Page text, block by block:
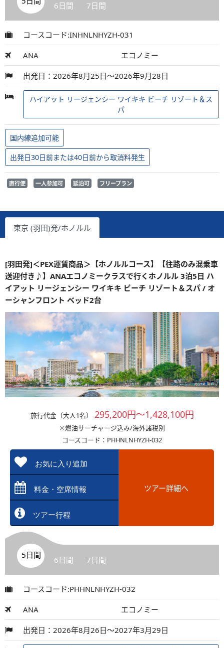
6日間 7日間
コースコード:INHNLNHYZH-031
ANA エコノミー
出発日：2026年8月25日～2026年9月28日
ハイアット リージェンシー ワイキキ ビーチ リゾート＆ス
パ
国内線追加可能
出発日30日前または40日前から取消料発生
直行便 一人参加可 延泊可 フリープラン
東京 (羽田)発/ホノルル
[羽田発]＜PEX運賃商品＞【ホノルルコース】【往路のみ混乗車
送迎付き♪】ANAエコノミークラスで行くホノルル 3泊5日 ハ
イアット リージェンシー ワイキキ ビーチ リゾート＆スパ / オ
ーシャンフロント ベッド2台
旅行代金（大人1名） 295,200円～1,428,100円
※燃油サーチャージ込み/海外諸税別
コースコード：PHHNLNHYZH-032
お気に入り追加
料金・空席情報
ツアー行程
ツアー詳細へ
5日間 6日間 7日間
コースコード:PHHNLNHYZH-032
ANA エコノミー
出発日：2026年8月26日～2027年3月29日